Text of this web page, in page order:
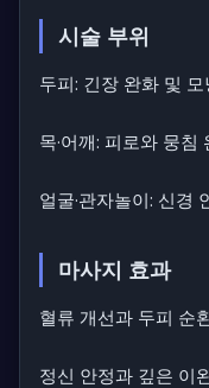
시술 부위
두피: 긴장 완화 및
목·어깨: 피로와 뭉침
얼굴·관자놀이: 신경
마사지 효과
혈류 개선과 두피 순
정신 안정과 깊은 이